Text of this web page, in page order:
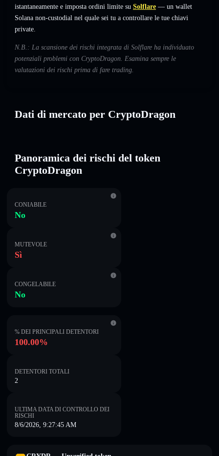
istantaneamente e imposta ordini limite su Solflare — un wallet
Solana non-custodial nel quale sei tu a controllare le tue chiavi
private.
N.B.: La scansione dei rischi integrata di Solflare ha individuato
potenziali problemi con CryptoDragon. Esamina sempre le
valutazioni dei rischi prima di fare trading.
Dati di mercato per CryptoDragon
Panoramica dei rischi del token
CryptoDragon
CONIABILE
No
MUTEVOLE
Sì
CONGELABILE
No
% DEI PRINCIPALI DETENTORI
100.00%
DETENTORI TOTALI
2
ULTIMA DATA DI CONTROLLO DEI
RISCHI
8/6/2026, 9:27:45 AM